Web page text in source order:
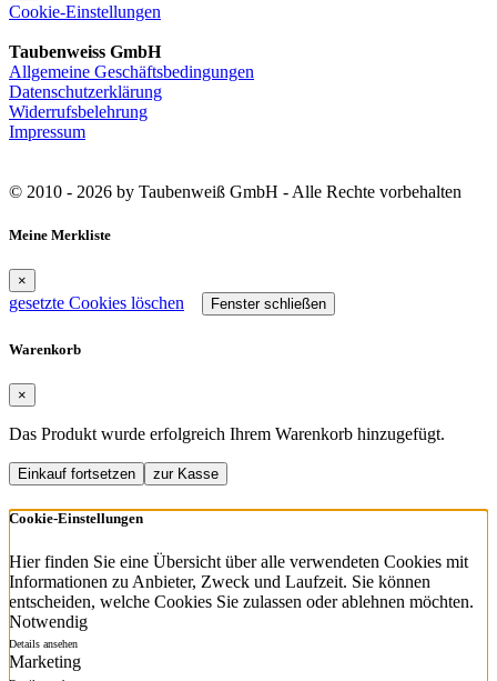
Cookie-Einstellungen
Taubenweiss GmbH
Allgemeine Geschäftsbedingungen
Datenschutzerklärung
Widerrufsbelehrung
Impressum
© 2010 - 2026 by Taubenweiß GmbH - Alle Rechte vorbehalten
Meine Merkliste
×
gesetzte Cookies löschen Fenster schließen
Warenkorb
×
Das Produkt wurde erfolgreich Ihrem Warenkorb hinzugefügt.
Einkauf fortsetzen zur Kasse
Cookie-Einstellungen
Hier finden Sie eine Übersicht über alle verwendeten Cookies mit
Informationen zu Anbieter, Zweck und Laufzeit. Sie können
entscheiden, welche Cookies Sie zulassen oder ablehnen möchten.
Notwendig
Details ansehen
Marketing